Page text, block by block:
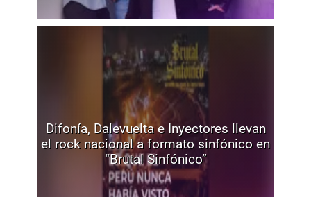
Difonía, Dalevuelta e Inyectores llevan
el rock nacional a formato sinfónico en
“Brutal Sinfónico”